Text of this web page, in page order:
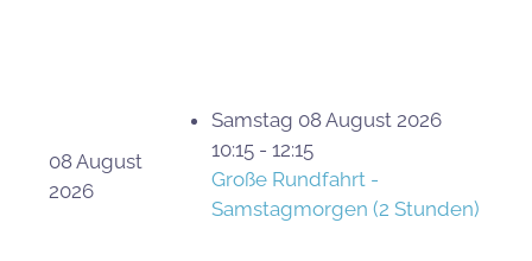
08 August
2026
Samstag 08 August 2026
10:15 - 12:15
Große Rundfahrt -
Samstagmorgen (2 Stunden)